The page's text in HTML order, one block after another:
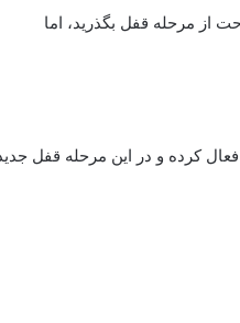
از مرحله قفل بگذرید، اما
فعال کرده و در این مرحله قفل